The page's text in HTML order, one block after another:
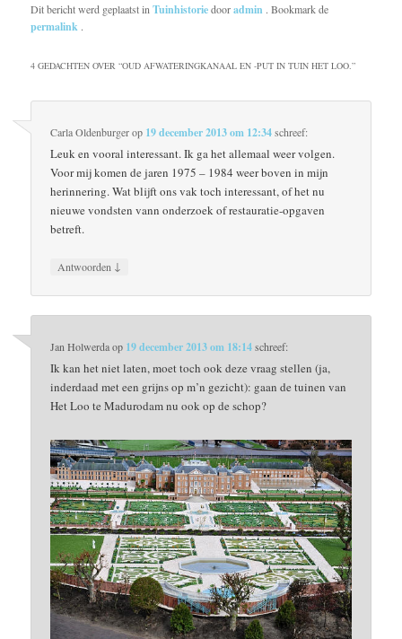
Dit bericht werd geplaatst inTuinhistoriedooradmin . Bookmark de
permalink .
4 GEDACHTEN OVER “OUD AFWATERINGKANAAL EN -PUT IN TUIN HET LOO.”
Carla Oldenburgerop 19 december 2013 om 12:34schreef:
Leuk en vooral interessant. Ik ga het allemaal weer volgen.
Voor mij komen de jaren 1975 – 1984 weer boven in mijn
herinnering. Wat blijft ons vak toch interessant, of het nu
nieuwe vondsten vann onderzoek of restauratie-opgaven
betreft.
Antwoorden ↓
Jan Holwerdaop 19 december 2013 om 18:14schreef:
Ik kan het niet laten, moet toch ook deze vraag stellen (ja,
inderdaad met een grijns op m’n gezicht): gaan de tuinen van
Het Loo te Madurodam nu ook op de schop?